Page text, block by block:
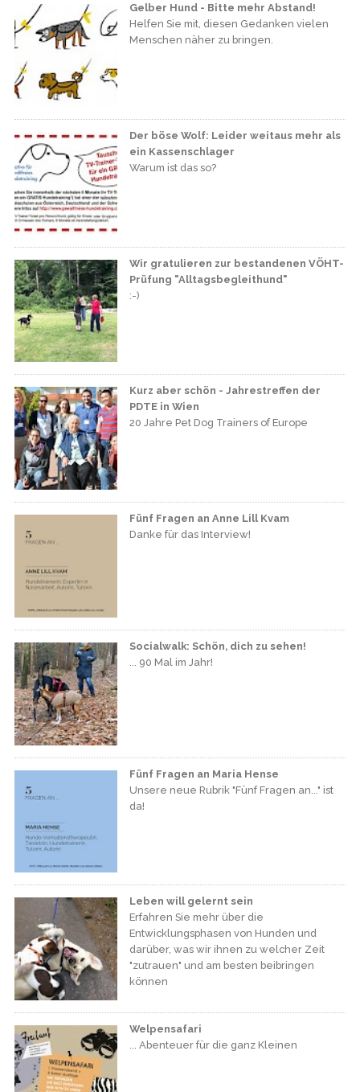
Gelber Hund - Bitte mehr Abstand!
Helfen Sie mit, diesen Gedanken vielen
Menschen näher zu bringen.
Der böse Wolf: Leider weitaus mehr als
ein Kassenschlager
Warum ist das so?
Wir gratulieren zur bestandenen VÖHT-
Prüfung "Alltagsbegleithund"
:-)
Kurz aber schön - Jahrestreffen der
PDTE in Wien
20 Jahre Pet Dog Trainers of Europe
Fünf Fragen an Anne Lill Kvam
Danke für das Interview!
Socialwalk: Schön, dich zu sehen!
... 90 Mal im Jahr!
Fünf Fragen an Maria Hense
Unsere neue Rubrik "Fünf Fragen an..." ist
da!
Leben will gelernt sein
Erfahren Sie mehr über die
Entwicklungsphasen von Hunden und
darüber, was wir ihnen zu welcher Zeit
"zutrauen" und am besten beibringen
können
Welpensafari
... Abenteuer für die ganz Kleinen